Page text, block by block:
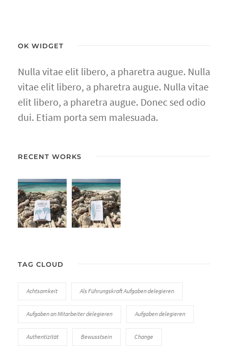
OK WIDGET
Nulla vitae elit libero, a pharetra augue. Nulla
vitae elit libero, a pharetra augue. Nulla vitae
elit libero, a pharetra augue. Donec sed odio
dui. Etiam porta sem malesuada.
RECENT WORKS
TAG CLOUD
Achtsamkeit Als Führungskraft Aufgaben delegieren
Aufgaben an Mitarbeiter delegieren Aufgaben delegieren
Authentizität Bewusstsein Change